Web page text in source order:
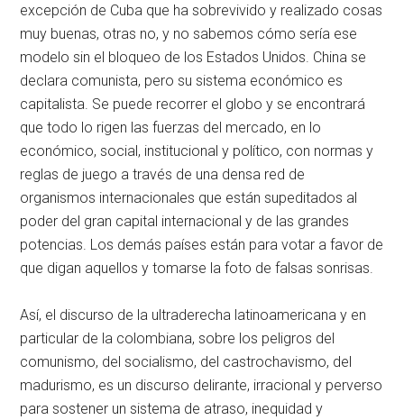
excepción de Cuba que ha sobrevivido y realizado cosas
muy buenas, otras no, y no sabemos cómo sería ese
modelo sin el bloqueo de los Estados Unidos. China se
declara comunista, pero su sistema económico es
capitalista. Se puede recorrer el globo y se encontrará
que todo lo rigen las fuerzas del mercado, en lo
económico, social, institucional y político, con normas y
reglas de juego a través de una densa red de
organismos internacionales que están supeditados al
poder del gran capital internacional y de las grandes
potencias. Los demás países están para votar a favor de
que digan aquellos y tomarse la foto de falsas sonrisas.
Así, el discurso de la ultraderecha latinoamericana y en
particular de la colombiana, sobre los peligros del
comunismo, del socialismo, del castrochavismo, del
madurismo, es un discurso delirante, irracional y perverso
para sostener un sistema de atraso, inequidad y